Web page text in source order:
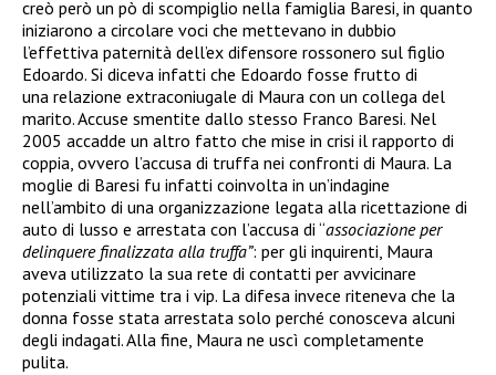
creò però un pò di scompiglio nella famiglia Baresi, in quanto
iniziarono a circolare voci che mettevano in dubbio
l’effettiva paternità dell’ex difensore rossonero sul figlio
Edoardo. Si diceva infatti che Edoardo fosse frutto di
una relazione extraconiugale di Maura con un collega del
marito. Accuse smentite dallo stesso Franco Baresi. Nel
2005 accadde un altro fatto che mise in crisi il rapporto di
coppia, ovvero l’accusa di truffa nei confronti di Maura. La
moglie di Baresi fu infatti coinvolta in un’indagine
nell’ambito di una organizzazione legata alla ricettazione di
auto di lusso e arrestata con l’accusa di “associazione per
delinquere finalizzata alla truffa”: per gli inquirenti, Maura
aveva utilizzato la sua rete di contatti per avvicinare
potenziali vittime tra i vip. La difesa invece riteneva che la
donna fosse stata arrestata solo perché conosceva alcuni
degli indagati. Alla fine, Maura ne uscì completamente
pulita.